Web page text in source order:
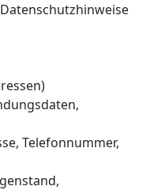
Telefonnummer,